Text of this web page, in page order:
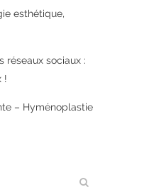
esthétique,
réseaux sociaux :
!
– Hyménoplastie